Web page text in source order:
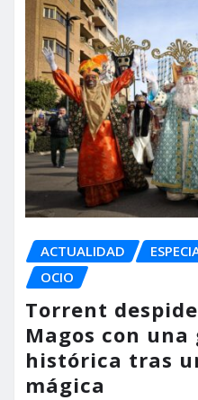
ACTUALIDAD
OCIO
Torrent
Magos con
histórica tras
mágica